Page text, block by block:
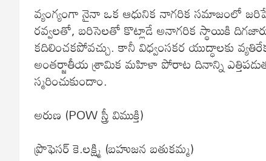
వ్యంగ్యంగా నైనా ఒక ఆధునిక నాగరిక సమాజంలో
రవ్వలతో, బరిసెలతో కొట్లాడే అనాగరిక స్థాయికి
కదిలించకపోవచ్చు. కానీ విధ్వంసకర యుద్ధాలకు
అంతర్జాతీయ శ్రామిక మహిళా పోరాట దినాన్ని
స్మరించుకుందాం.
అరుణ (POW స్త్రీ విముక్తి)
ప్రొఫెసర్ కె.లక్ష్మి (బహుజన బతుకమ్మ)